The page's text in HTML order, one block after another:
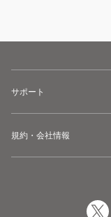
サポート
規約・会社情報